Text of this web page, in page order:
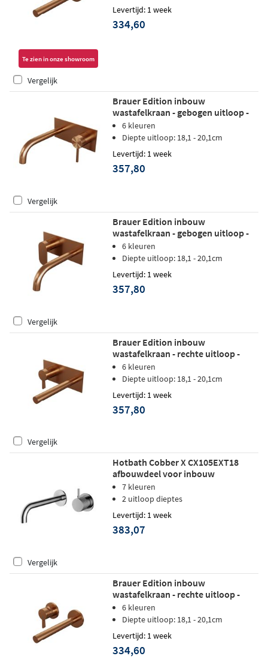
Te zien in onze showroom
Levertijd: 1 week
334,60
Vergelijk
Brauer Edition inbouw
wastafelkraan - gebogen uitloop -
achterplaat - hendel 1 rechts -
geborsteld koper PVD
6 kleuren
Diepte uitloop: 18,1 - 20,1cm
Levertijd: 1 week
357,80
Vergelijk
Brauer Edition inbouw
wastafelkraan - gebogen uitloop -
achterplaat - hendel 3 links -
geborsteld koper PVD
6 kleuren
Diepte uitloop: 18,1 - 20,1cm
Levertijd: 1 week
357,80
Vergelijk
Brauer Edition inbouw
wastafelkraan - rechte uitloop -
achterplaat - hendel 2 links -
geborsteld koper PVD
6 kleuren
Diepte uitloop: 18,1 - 20,1cm
Levertijd: 1 week
357,80
Vergelijk
Hotbath Cobber X CX105EXT18
afbouwdeel voor inbouw
wastafelkraan - uitloop 18cm -
Geborsteld koper pvd
7 kleuren
2 uitloop dieptes
Levertijd: 1 week
383,07
Vergelijk
Brauer Edition inbouw
wastafelkraan - rechte uitloop -
rozetten - hendel 2 links - geborsteld
koper PVD
6 kleuren
Diepte uitloop: 18,1 - 20,1cm
Levertijd: 1 week
334,60